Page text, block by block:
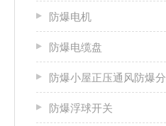
防爆电机
防爆电缆盘
防爆小屋正压通风防爆分析小屋
防爆浮球开关